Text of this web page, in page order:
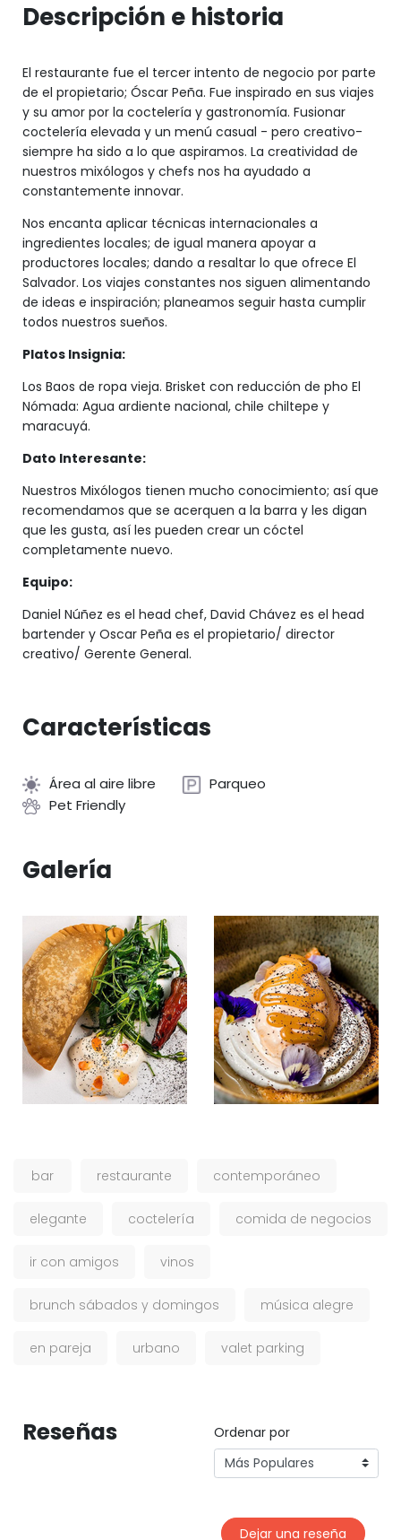
Descripción e historia
El restaurante fue el tercer intento de negocio por parte
de el propietario; Óscar Peña. Fue inspirado en sus viajes
y su amor por la coctelería y gastronomía. Fusionar
coctelería elevada y un menú casual - pero creativo-
siempre ha sido a lo que aspiramos. La creatividad de
nuestros mixólogos y chefs nos ha ayudado a
constantemente innovar.
Nos encanta aplicar técnicas internacionales a
ingredientes locales; de igual manera apoyar a
productores locales; dando a resaltar lo que ofrece El
Salvador. Los viajes constantes nos siguen alimentando
de ideas e inspiración; planeamos seguir hasta cumplir
todos nuestros sueños.
Platos Insignia:
Los Baos de ropa vieja. Brisket con reducción de pho El
Nómada: Agua ardiente nacional, chile chiltepe y
maracuyá.
Dato Interesante:
Nuestros Mixólogos tienen mucho conocimiento; así que
recomendamos que se acerquen a la barra y les digan
que les gusta, así les pueden crear un cóctel
completamente nuevo.
Equipo:
Daniel Núñez es el head chef, David Chávez es el head
bartender y Oscar Peña es el propietario/ director
creativo/ Gerente General.
Características
Área al aire libre
Parqueo
Pet Friendly
Galería
bar restaurante contemporáneo
elegante coctelería comida de negocios
ir con amigos vinos
brunch sábados y domingos música alegre
en pareja urbano valet parking
Reseñas Ordenar por
Dejar una reseña